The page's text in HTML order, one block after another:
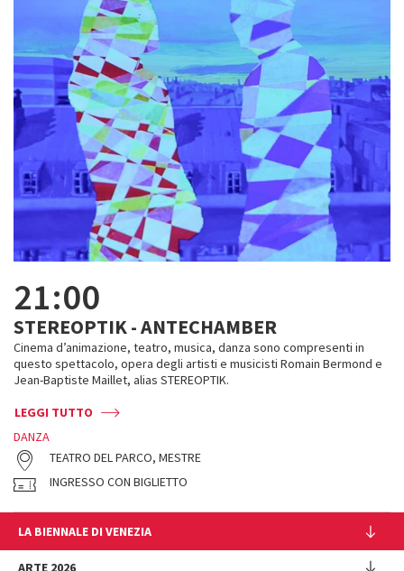
21:00
STEREOPTIK - ANTECHAMBER
Cinema d’animazione, teatro, musica, danza sono compresenti in
questo spettacolo, opera degli artisti e musicisti Romain Bermond e
Jean-Baptiste Maillet, alias STEREOPTIK.
LEGGI TUTTO
DANZA
TEATRO DEL PARCO, MESTRE
INGRESSO CON BIGLIETTO
LA BIENNALE DI VENEZIA
L'Istituzione
ARTE 2026